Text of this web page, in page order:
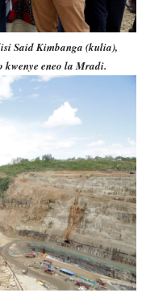
Said Kimbanga (kulia),
kwenye eneo la Mradi.